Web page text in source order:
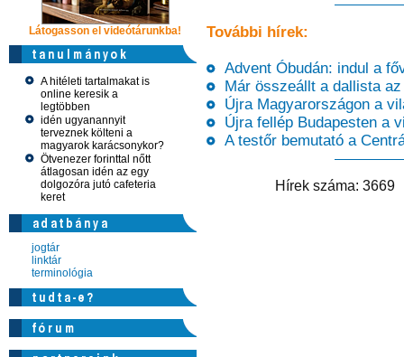
Látogasson el videótárunkba! Látogasson el videótárunkba!
A hitéleti tartalmakat is
online keresik a
legtöbben
idén ugyanannyit
terveznek költeni a
magyarok karácsonykor?
Ötvenezer forinttal nőtt
átlagosan idén az egy
dolgozóra jutó cafeteria
keret
jogtár
linktár
terminológia
További hírek:
Advent Óbudán: indul a
Már összeállt a dallista az
Újra Magyarországon a
Újra fellép Budapesten a
A testőr bemutató a
Hírek száma: